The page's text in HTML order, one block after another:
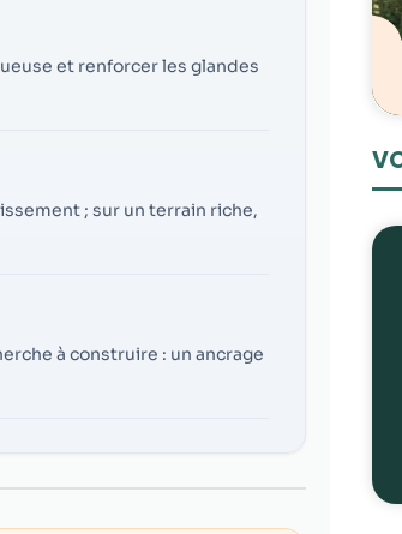
et renforcer les glandes
; sur un terrain riche,
à construire : un ancrage